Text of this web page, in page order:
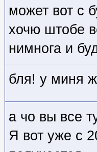
может вот с
хочю штобе
нимнога и
бля! у миня
а чо вы все
Я вот уже с